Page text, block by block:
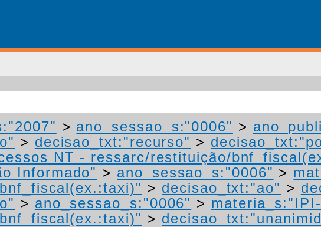
> ano_sessao_s:"0006" >
> decisao_txt:"recurso" >
NT - ressarc/restituição/
Informado" > ano_sessao_s:"0006" >
> decisao_txt:"ao" >
> ano_sessao_s:"0006" >
>